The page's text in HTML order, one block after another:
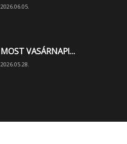
2026.06.05.
MOST VASÁRNAP!…
2026.05.28.